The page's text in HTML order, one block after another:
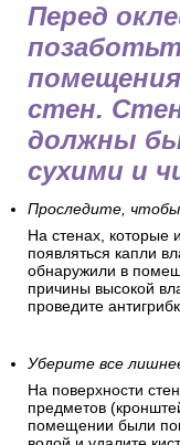
Перед
стен.
должны
сухими и
Проследите,
На стенах, которые
появляться капли
обнаружили в
причины высокой
проведите
Уберите все
На поверхности
предметов
помещении были